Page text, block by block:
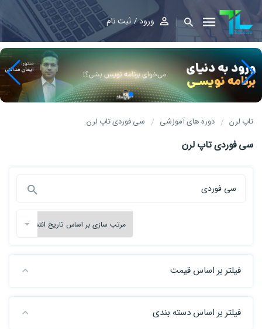
ورود ثبت نام
تاپ لرن دوره های آموزشی سی فوردی تاپ لرن
سی فوردی تاپ لرن
فیلتر بر اساس قیمت
فیلتر بر اساس دسته بندی